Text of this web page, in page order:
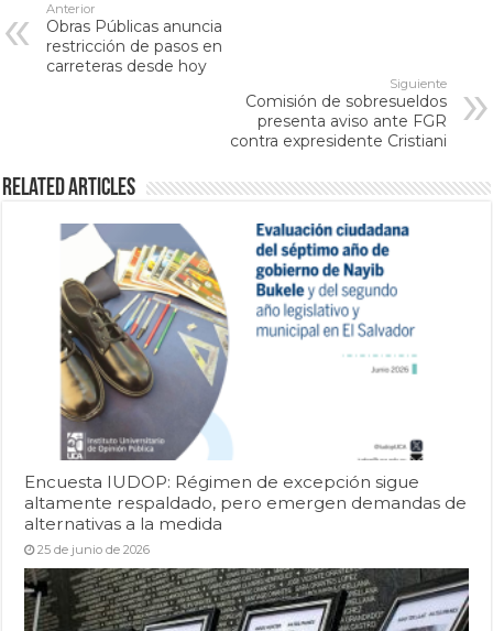
Anterior
Obras Públicas anuncia
restricción de pasos en
carreteras desde hoy
Siguiente
Comisión de sobresueldos
presenta aviso ante FGR
contra expresidente Cristiani
Related Articles
Encuesta IUDOP: Régimen de excepción sigue
altamente respaldado, pero emergen demandas de
alternativas a la medida
25 de junio de 2026